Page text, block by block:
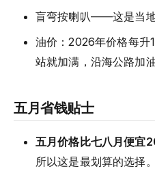
盲弯按喇叭——这是当
油价：2026年价格每
站就加满，沿海公路加
五月省钱贴士
五月价格比七八月便宜
所以这是最划算的选择。